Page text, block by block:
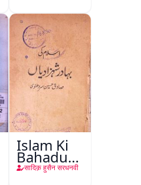
Islam Ki
Bahadur
Shahzadiyan
सादिक़ हुसैन सरधनवी